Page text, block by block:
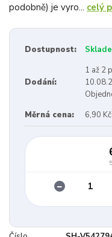
podobně) je vyro... celý
Dostupnost:
Dodání:
1 až 2
Měrná cena:
6,90